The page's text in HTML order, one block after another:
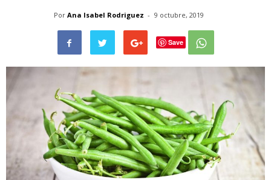
Por Ana Isabel Rodriguez - 9 octubre, 2019
Save